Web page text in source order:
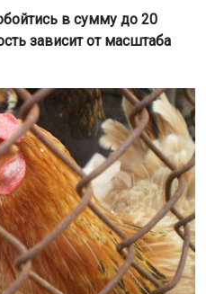
Фото: Горсайт
Матюшенкова, правила
от типа участка. На
строительства
личных нужд не
участки не